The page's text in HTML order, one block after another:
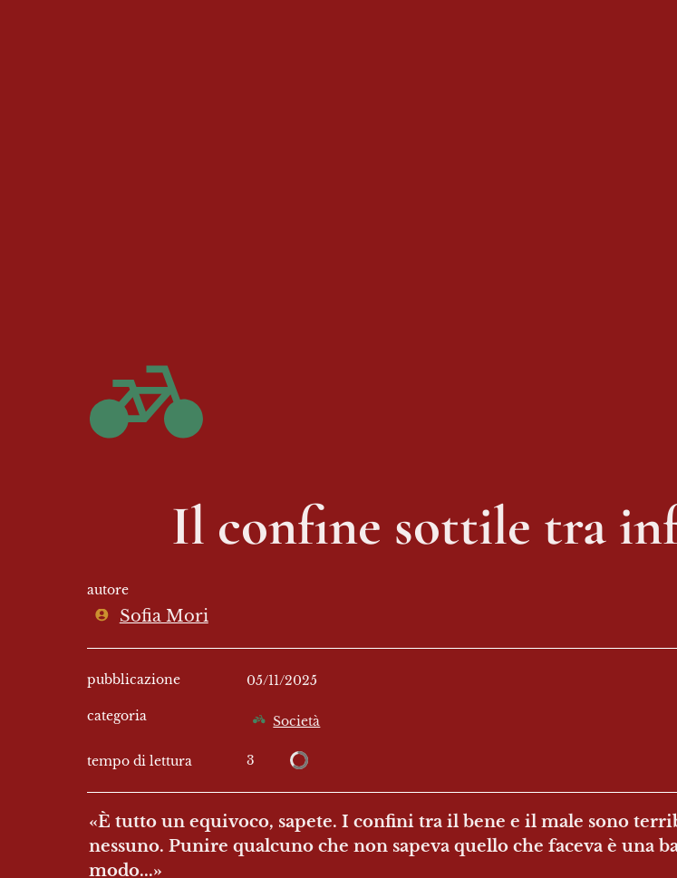
Il confine sottile tra
autore
Sofia Mori
pubblicazione 05/11/2025
categoria Società
tempo di lettura 3
«È tutto un equivoco, sapete. I confini tra il bene e il male sono
nessuno. Punire qualcuno che non sapeva quello che faceva è
modo...»